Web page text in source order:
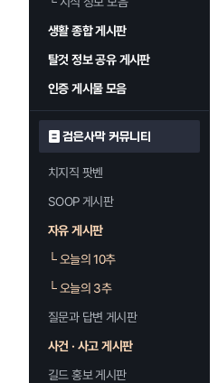
생활 종합 게시판
탈것 정보 공유 게시판
인증 게시물 모음
검은사막 커뮤니티
치지직 팟벤
SOOP 게시판
자유 게시판
└오늘의 10추
└오늘의 3추
질문과 답변 게시판
사건 · 사고 게시판
길드 홍보 게시판